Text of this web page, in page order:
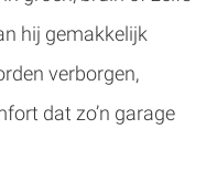
hij gemakkelijk
verborgen,
dat zo’n garage